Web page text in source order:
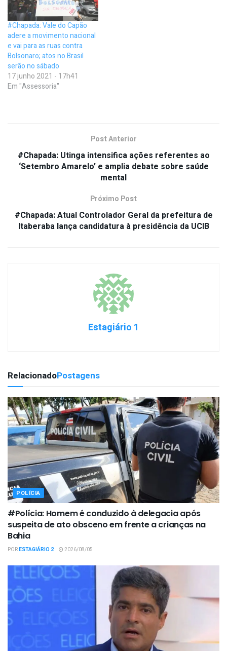
#Chapada: Vale do Capão
adere a movimento nacional
e vai para as ruas contra
Bolsonaro; atos no Brasil
serão no sábado
17 junho 2021 - 17h41
Em "Assessoria"
Post Anterior
#Chapada: Utinga intensifica ações referentes ao
‘Setembro Amarelo’ e amplia debate sobre saúde
mental
Próximo Post
#Chapada: Atual Controlador Geral da prefeitura de
Itaberaba lança candidatura à presidência da UCIB
Estagiário 1
RelacionadoPostagens
POLÍCIA
#Polícia: Homem é conduzido à delegacia após
suspeita de ato obsceno em frente a crianças na
Bahia
PORESTAGIÁRIO 2 2026/08/05